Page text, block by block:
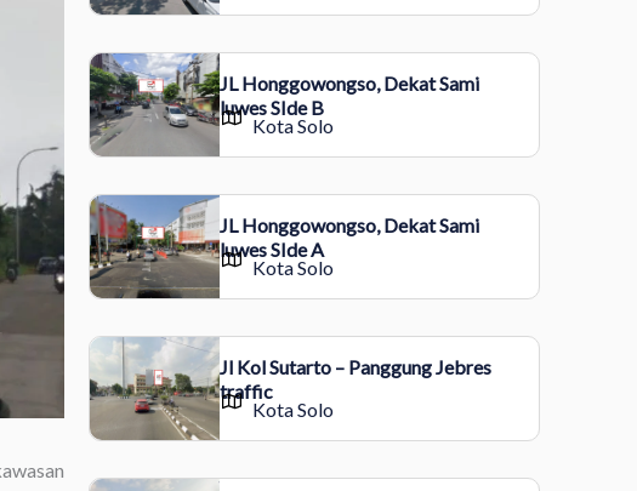
JL Honggowongso, Dekat Sami
luwes SIde B
Kota Solo
JL Honggowongso, Dekat Sami
luwes SIde A
Kota Solo
Jl Kol Sutarto – Panggung Jebres
traffic
Kota Solo